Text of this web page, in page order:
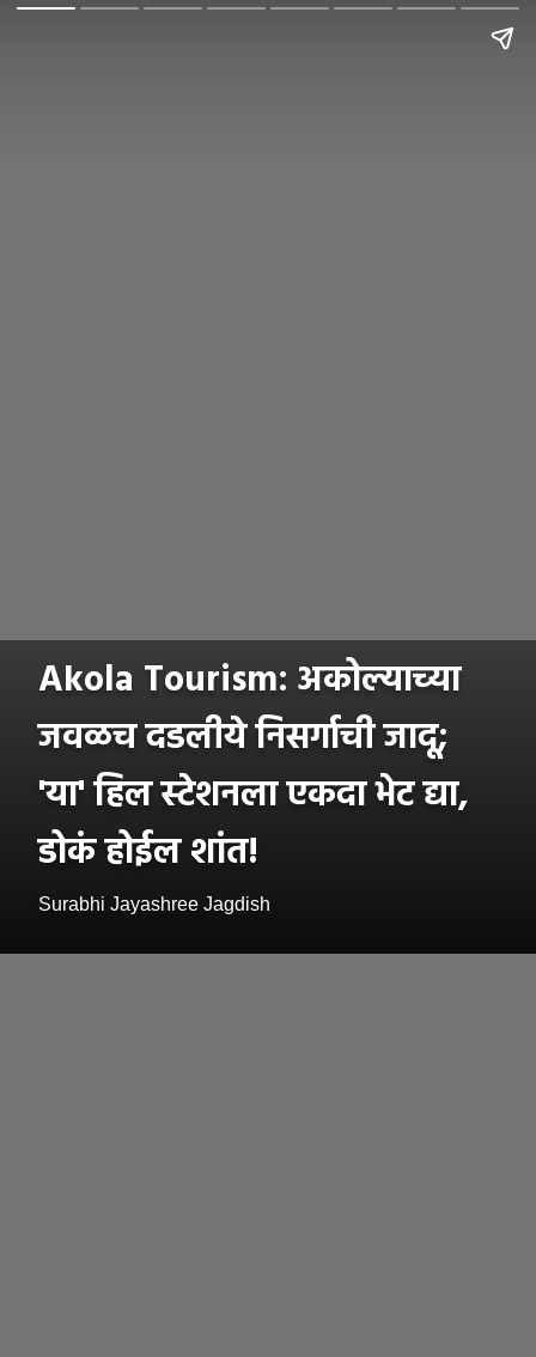
Akola Tourism: अकोल्याच्या
जवळच दडलीये निसर्गाची जादू;
'या' हिल स्टेशनला एकदा भेट द्या,
डोकं होईल शांत!
Surabhi Jayashree Jagdish